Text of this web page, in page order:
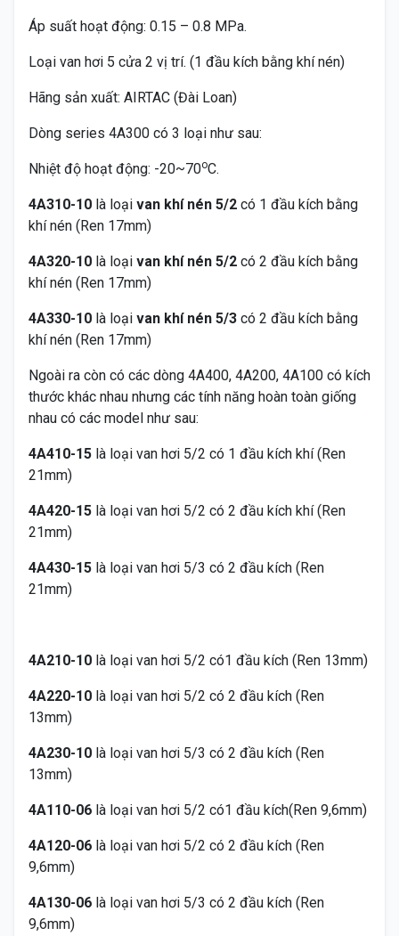
Áp suất hoạt động: 0.15 – 0.8 MPa.
Loại van hơi 5 cửa 2 vị trí. (1 đầu kích bằng khí nén)
Hãng sản xuất: AIRTAC (Đài Loan)
Dòng series 4A300 có 3 loại như sau:
Nhiệt độ hoạt động: -20~70oC.
4A310-10 là loại van khí nén 5/2 có 1 đầu kích bằng
khí nén (Ren 17mm)
4A320-10 là loại van khí nén 5/2 có 2 đầu kích bằng
khí nén (Ren 17mm)
4A330-10 là loại van khí nén 5/3 có 2 đầu kích bằng
khí nén (Ren 17mm)
Ngoài ra còn có các dòng 4A400, 4A200, 4A100 có kích
thước khác nhau nhưng các tính năng hoàn toàn giống
nhau có các model như sau:
4A410-15 là loại van hơi 5/2 có 1 đầu kích khí (Ren
21mm)
4A420-15 là loại van hơi 5/2 có 2 đầu kích khí (Ren
21mm)
4A430-15 là loại van hơi 5/3 có 2 đầu kích (Ren
21mm)
4A210-10 là loại van hơi 5/2 có1 đầu kích (Ren 13mm)
4A220-10 là loại van hơi 5/2 có 2 đầu kích (Ren
13mm)
4A230-10 là loại van hơi 5/3 có 2 đầu kích (Ren
13mm)
4A110-06 là loại van hơi 5/2 có1 đầu kích(Ren 9,6mm)
4A120-06 là loại van hơi 5/2 có 2 đầu kích (Ren
9,6mm)
4A130-06 là loại van hơi 5/3 có 2 đầu kích (Ren
9,6mm)